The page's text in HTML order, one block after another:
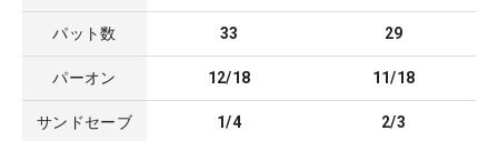
パット数 33 29
パーオン 12/18 11/18
サンドセーブ 1/4 2/3